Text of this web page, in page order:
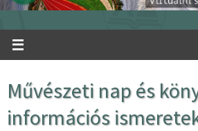
Művészeti nap és
információs